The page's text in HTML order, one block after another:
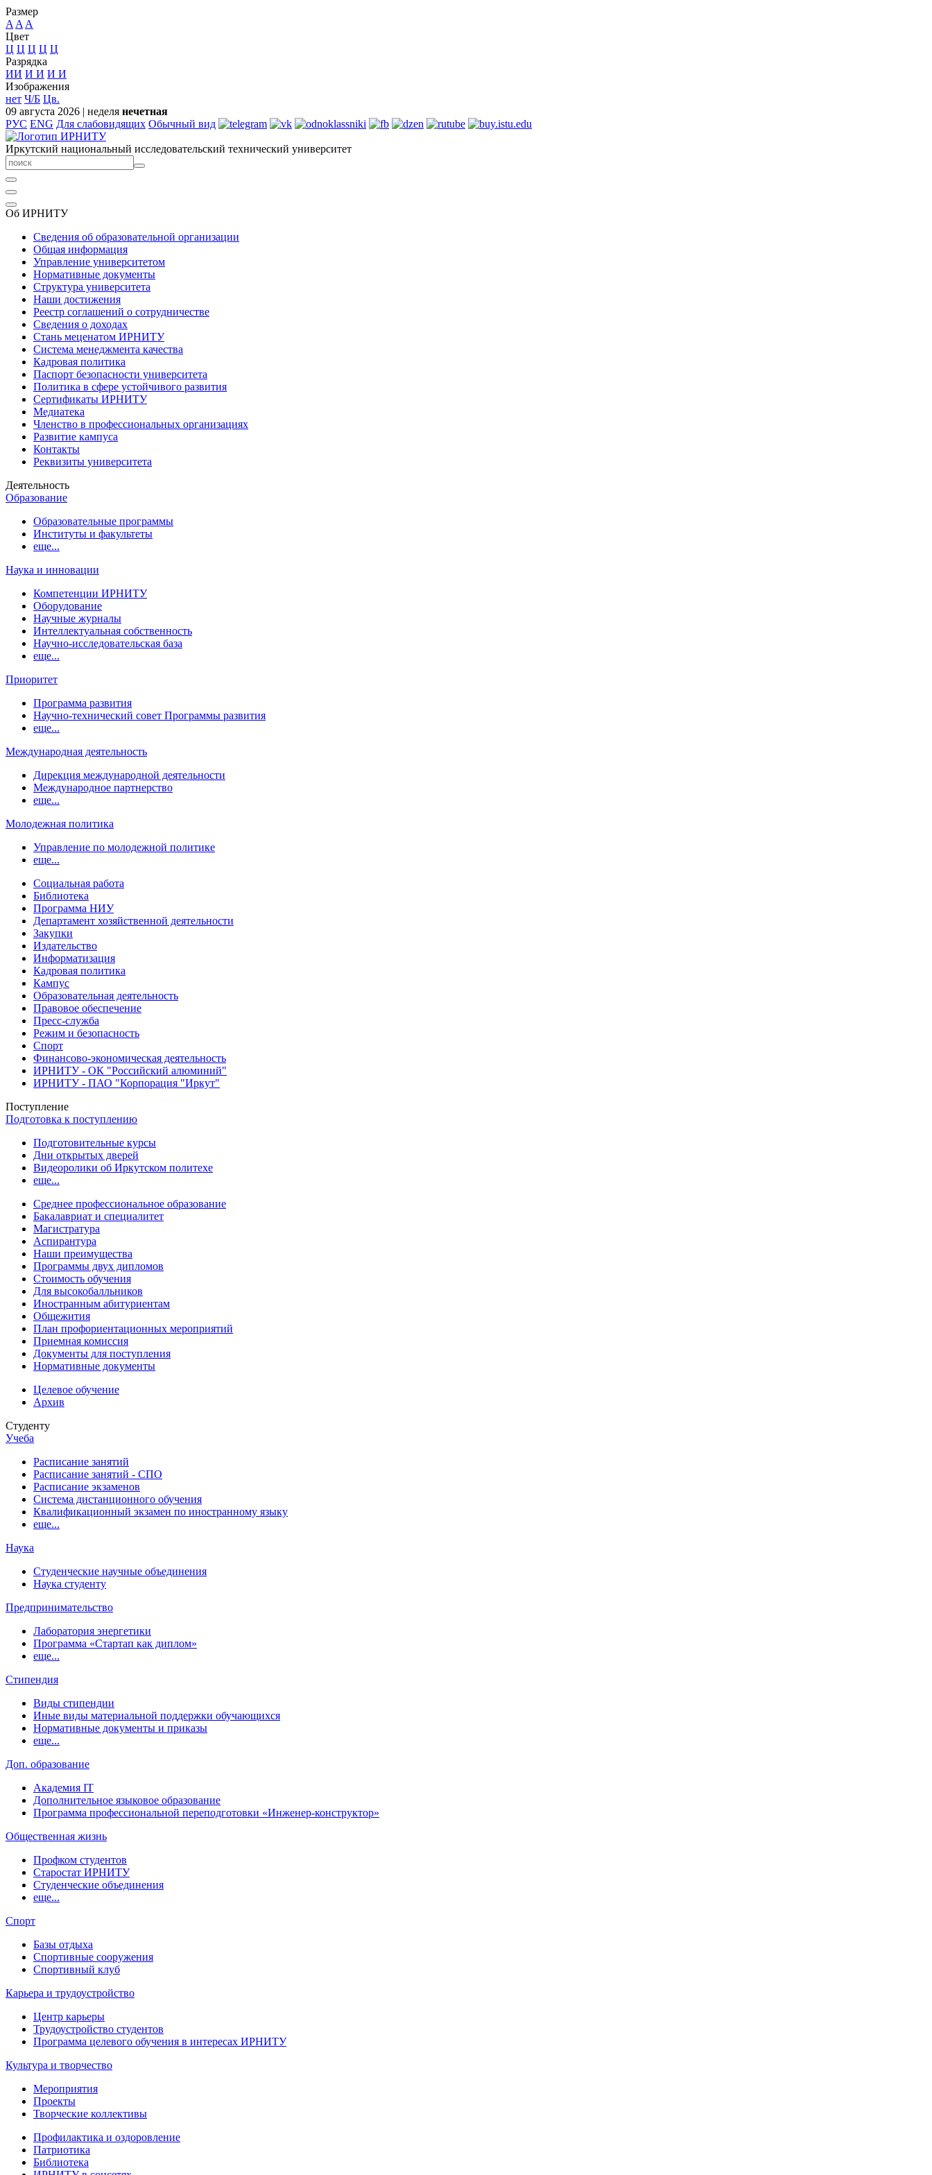
Размер
A A A
Цвет
Ц Ц Ц Ц Ц
Разрядка
ИИ И И И И
Изображения
нет Ч/Б Цв.
09 августа 2026 | неделя нечетная
РУС ENG Для слабовидящих Обычный вид
Иркутский национальный исследовательский технический университет
Об ИРНИТУ
Сведения об образовательной организации
Общая информация
Управление университетом
Нормативные документы
Структура университета
Наши достижения
Реестр соглашений о сотрудничестве
Сведения о доходах
Стань меценатом ИРНИТУ
Система менеджмента качества
Кадровая политика
Паспорт безопасности университета
Политика в сфере устойчивого развития
Сертификаты ИРНИТУ
Медиатека
Членство в профессиональных организациях
Развитие кампуса
Контакты
Реквизиты университета
Деятельность
Образование
Образовательные программы
Институты и факультеты
еще...
Наука и инновации
Компетенции ИРНИТУ
Оборудование
Научные журналы
Интеллектуальная собственность
Научно-исследовательская база
еще...
Приоритет
Программа развития
Научно-технический совет Программы развития
еще...
Международная деятельность
Дирекция международной деятельности
Международное партнерство
еще...
Молодежная политика
Управление по молодежной политике
еще...
Социальная работа
Библиотека
Программа НИУ
Департамент хозяйственной деятельности
Закупки
Издательство
Информатизация
Кадровая политика
Кампус
Образовательная деятельность
Правовое обеспечение
Пресс-служба
Режим и безопасность
Спорт
Финансово-экономическая деятельность
ИРНИТУ - ОК "Российский алюминий"
ИРНИТУ - ПАО "Корпорация "Иркут"
Поступление
Подготовка к поступлению
Подготовительные курсы
Дни открытых дверей
Видеоролики об Иркутском политехе
еще...
Cреднее профессиональное образование
Бакалавриат и специалитет
Магистратура
Аспирантура
Наши преимущества
Программы двух дипломов
Стоимость обучения
Для высокобалльников
Иностранным абитуриентам
Общежития
План профориентационных мероприятий
Приемная комиссия
Документы для поступления
Нормативные документы
Целевое обучение
Архив
Студенту
Учеба
Расписание занятий
Расписание занятий - СПО
Расписание экзаменов
Система дистанционного обучения
Квалификационный экзамен по иностранному языку
еще...
Наука
Студенческие научные объединения
Наука студенту
Предпринимательство
Лаборатория энергетики
Программа «Стартап как диплом»
еще...
Стипендия
Виды стипендии
Иные виды материальной поддержки обучающихся
Нормативные документы и приказы
еще...
Доп. образование
Академия IT
Дополнительное языковое образование
Программа профессиональной переподготовки «Инженер-конструктор»
Общественная жизнь
Профком студентов
Старостат ИРНИТУ
Студенческие объединения
еще...
Спорт
Базы отдыха
Спортивные сооружения
Спортивный клуб
Карьера и трудоустройство
Центр карьеры
Трудоустройство студентов
Программа целевого обучения в интересах ИРНИТУ
Культура и творчество
Мероприятия
Проекты
Творческие коллективы
Профилактика и оздоровление
Патриотика
Библиотека